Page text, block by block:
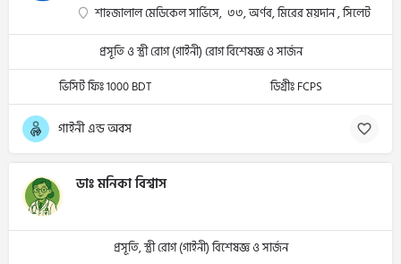
শাহজালাল মেডিকেল সার্ভিসে, ৩৩, অর্ণব, মিরের ময়দান , সিলেট
প্রসূতি ও স্ত্রী রোগ (গাইনী) রোগ বিশেষজ্ঞ ও সার্জন
ভিসিট ফিঃ 1000 BDT
ডিগ্রীঃ FCPS
গাইনী এন্ড অবস
ডাঃ মনিকা বিশ্বাস
প্রসূতি, স্ত্রী রোগ (গাইনী) বিশেষজ্ঞ ও সার্জন